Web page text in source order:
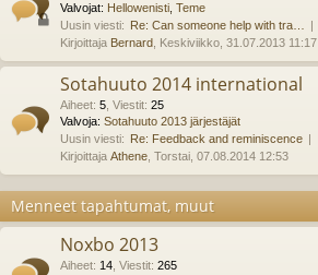
Valvojat: Hellowenisti Teme
Uusin viesti: Re: Can someone help with tra…
Kirjoittaja Bernard , Keskiviikko, 31.07.2013 11:17
Sotahuuto 2014 international
Aiheet: 5 Viestit: 25
Valvoja: Sotahuuto 2013 järjestäjät
Uusin viesti: Re: Feedback and reminiscence
Kirjoittaja Athene , Torstai, 07.08.2014 12:53
Menneet tapahtumat, muut
Noxbo 2013
Aiheet: 14 Viestit: 265